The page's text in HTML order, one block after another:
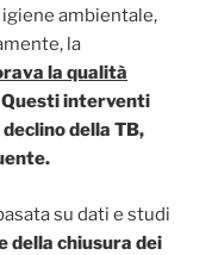
ambientale,
la
la qualità
Questi interventi
della TB,
su dati e studi
della chiusura dei